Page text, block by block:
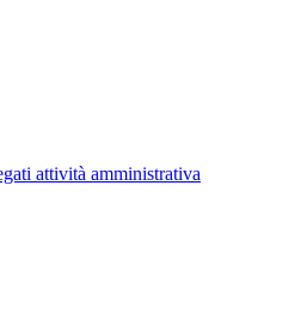
attività amministrativa